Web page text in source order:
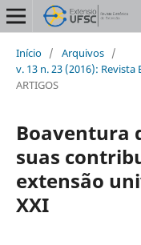
Início / Arquivos /
v. 13 n. 23 (2016):
ARTIGOS
Boaventura
suas
extensão
XXI